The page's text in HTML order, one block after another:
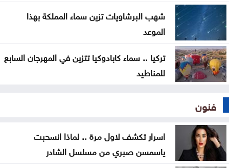
شهب البرشاويات تزين سماء المملكة بهذا
الموعد
تركيا .. سماء كابادوكيا تتزين في المهرجان السابع
للمناطيد
فنون
اسرار تكشف لاول مرة .. لماذا انسحبت
ياسمسن صبري من مسلسل الشادر